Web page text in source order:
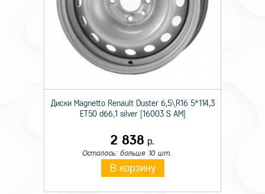
Диски Magnetto Renault Duster 6,5\R16 5*114,3
ET50 d66,1 silver [16003 S AM]
2 838 р.
Осталось: больше 10 шт.
В корзину